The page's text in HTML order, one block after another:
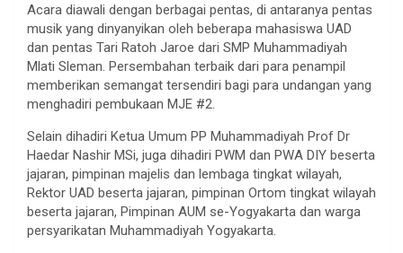
Acara diawali dengan berbagai pentas, di antaranya pentas
musik yang dinyanyikan oleh beberapa mahasiswa UAD
dan pentas Tari Ratoh Jaroe dari SMP Muhammadiyah
Mlati Sleman. Persembahan terbaik dari para penampil
memberikan semangat tersendiri bagi para undangan yang
menghadiri pembukaan MJE #2.
Selain dihadiri Ketua Umum PP Muhammadiyah Prof Dr
Haedar Nashir MSi, juga dihadiri PWM dan PWA DIY beserta
jajaran, pimpinan majelis dan lembaga tingkat wilayah,
Rektor UAD beserta jajaran, pimpinan Ortom tingkat wilayah
beserta jajaran, Pimpinan AUM se-Yogyakarta dan warga
persyarikatan Muhammadiyah Yogyakarta.